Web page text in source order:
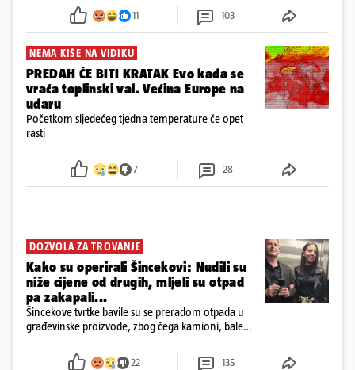
požar, rekao je vlasnik
11 103
NEMA KIŠE NA VIDIKU
PREDAH ĆE BITI KRATAK Evo kada se
vraća toplinski val. Većina Europe na
udaru
Početkom sljedećeg tjedna temperature će opet
rasti
7 28
DOZVOLA ZA TROVANJE
Kako su operirali Šincekovi: Nudili su
niže cijene od drugih, mljeli su otpad
pa zakapali...
Šincekove tvrtke bavile su se preradom otpada u
građevinske proizvode, zbog čega kamioni, bale
22 135